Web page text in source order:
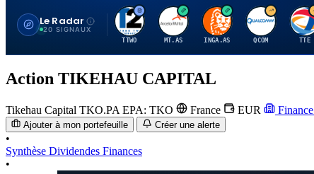
Le Radar
20 SIGNAUX
T
TTWO
A
MT.AS
I
INGA.AS
Q
QCOM
T
TTE
Action TIKEHAU CAPITAL
Tikehau Capital TKO.PA EPA: TKO France EUR Finance
Ajouter à mon portefeuille Créer une alerte
•
Synthèse Dividendes Finances
•